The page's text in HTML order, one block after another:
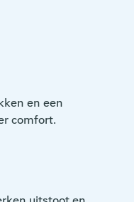
en een
comfort.